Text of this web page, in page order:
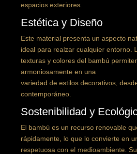
espacios exteriores.
Estética y Diseño
Este material presenta un aspecto
ideal para realzar cualquier entorno.
texturas y colores del bambú
armoniosamente en una
variedad de estilos decorativos,
contemporáneo.
Sostenibilidad y
El bambú es un recurso renovable
rápidamente, lo que lo convierte en
respetuosa con el medioambiente.